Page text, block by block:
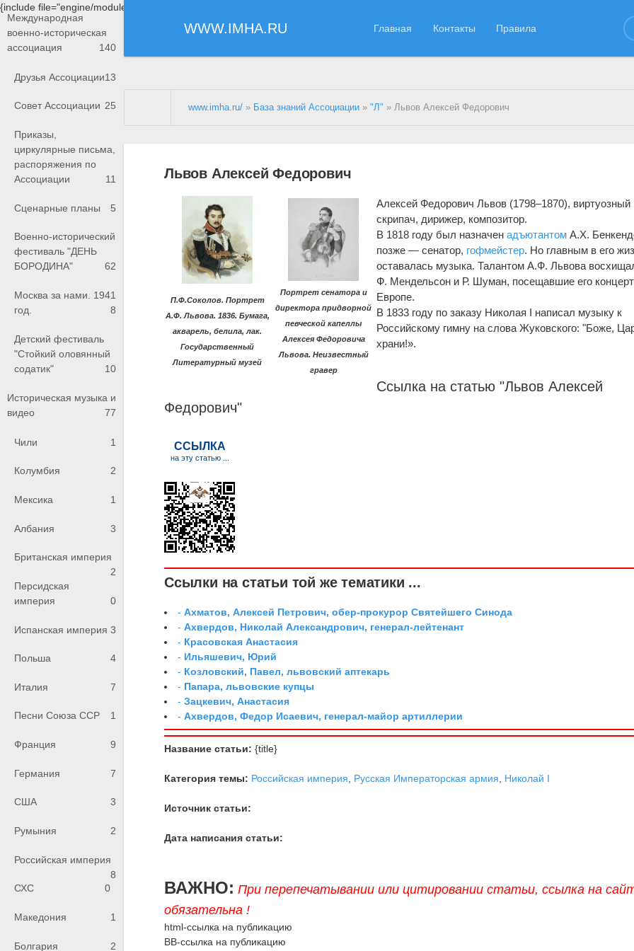
{include file="engine/modules/saperu/head.php"}
WWW.IMHA.RU Главная Контакты Правила
Международная
военно-историческая
ассоциация
140
Друзья Ассоциации13
Совет Ассоциации 25
Приказы,
циркулярные письма,
распоряжения по
Ассоциации
11
Сценарные планы 5
Военно-исторический
фестиваль "ДЕНЬ
БОРОДИНА"
62
Москва за нами. 1941
год.
8
Детский фестиваль
"Стойкий оловянный
содатик"
10
Историческая музыка и
видео
77
Чили 1
Колумбия 2
Мексика 1
Албания 3
Британская империя
2
Персидская
империя
0
Испанская империя 3
Польша 4
Италия 7
Песни Союза ССР 1
Франция 9
Германия 7
США 3
Румыния 2
Российская империя
8
СХС
0
Македония 1
Болгария 2
www.imha.ru/ » База знаний Ассоциации »"Л" » Львов Алексей Федорович
Львов Алексей Федорович
П.Ф.Соколов. Портрет
А.Ф. Львова. 1836. Бумага,
акварель, белила, лак.
Государственный
Литературный музей
Портрет сенатора и
директора придворной
певческой капеллы
Алексея Федоровича
Львова. Неизвестный
гравер
Алексей Федорович Львов (1798–1870), виртуозный
скрипач, дирижер, композитор.
В 1818 году был назначенадъютантом А.Х.
позже — сенатор, гофмейстер. Но главным в его
оставалась музыка. Талантом А.Ф. Львова
Ф. Мендельсон и Р. Шуман, посещавшие его
Европе.
В 1833 году по заказу Николая I написал музыку к
Российскому гимну на слова Жуковского: "Боже,
храни!».
Ссылка на статью "Львов Алексей
Федорович"
Ссылки на статьи той же тематики ...
-Ахматов, Алексей Петрович, обер-прокурор Святейшего Синода
-Ахвердов, Николай Александрович, генерал-лейтенант
- Красовская Анастасия
- Ильяшевич, Юрий
- Козловский, Павел, львовский аптекарь
- Папара, львовские купцы
-Зацкевич, Анастасия
-Ахвердов, Федор Исаевич, генерал-майор артиллерии
Название статьи: {title}
Категория темы: Российская империя Русская Императорская армия Николай I
Источник статьи:
Дата написания статьи:
ВАЖНО: При перепечатывании или цитировании статьи, ссылка на
обязательна !
html-ссылка на публикацию
BB-ссылка на публикацию